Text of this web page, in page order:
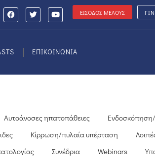
ΕΙΣΟΔΟΣ ΜΕΛΟΥΣ
ΕΠΙΚΟΙΝΩΝΙΑ
Αυτοάνοσες ηπατοπάθειες
Κίρρωση/πυλαία υπέρταση
Συνέδρια Webinars